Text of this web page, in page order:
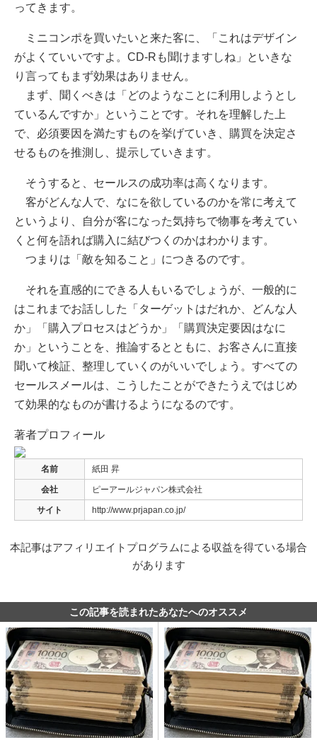
ってきます。
ミニコンポを買いたいと来た客に、「これはデザイン
がよくていいですよ。CD-Rも聞けますしね」といきな
り言ってもまず効果はありません。
まず、
聞くべきは「どのようなことに利用しようとし
ているんですか」ということ です。それを理解した上
で、必須要因を満たすものを挙げていき、購買を決定さ
せるものを推測し、提示していきます。
そうすると、セールスの成功率は高くなります。
客がどんな人で、なにを欲しているのかを常に考えて
というより、自分が客になった気持ちで物事を考えてい
くと何を語れば購入に結びつくのかはわかります。
つまりは「敵を知ること」につきるのです。
それを直感的にできる人もいるでしょうが、一般的に
はこれまでお話しした「ターゲットはだれか、どんな人
か」「購入プロセスはどうか」「購買決定要因はなに
か」ということを、推論するとともに、お客さんに直接
聞いて検証、整理していくのがいいでしょう。すべての
セールスメールは、こうしたことができたうえではじめ
て効果的なものが書けるようになるのです。
著者プロフィール
名前 紙田 昇
会社 ピーアールジャパン株式会社
サイト http://www.prjapan.co.jp/
本記事はアフィリエイトプログラムによる収益を得ている場合
があります
この記事を読まれたあなたへのオススメ